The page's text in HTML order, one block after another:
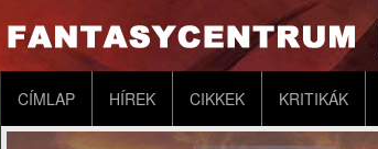
Fő
navigáció
CÍMLAP HÍREK CIKKEK KRITIKÁK